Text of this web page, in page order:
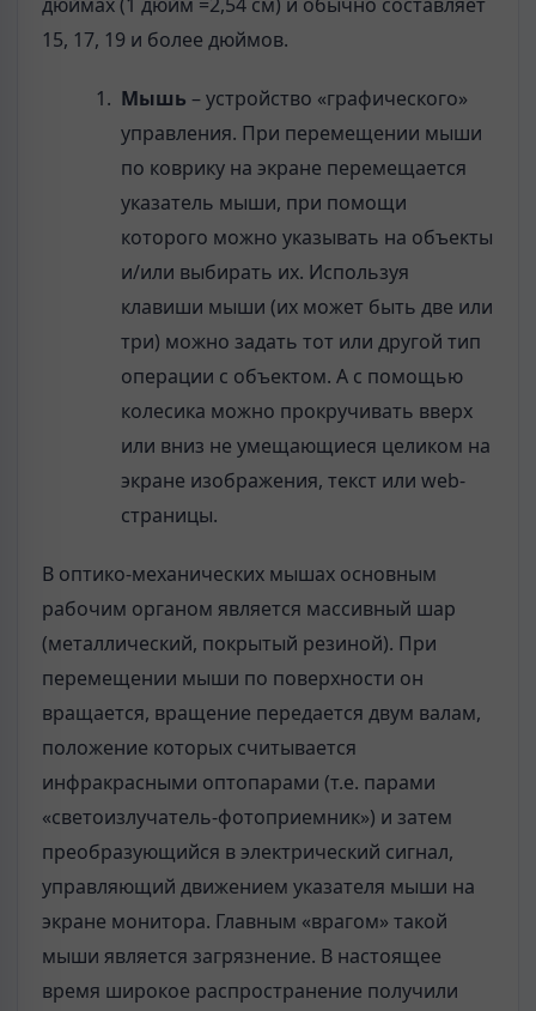
дюймах (1 дюйм =2,54 см) и обычно составляет
15, 17, 19 и более дюймов.
Мышь – устройство «графического»
управления. При перемещении мыши
по коврику на экране перемещается
указатель мыши, при помощи
которого можно указывать на объекты
и/или выбирать их. Используя
клавиши мыши (их может быть две или
три) можно задать тот или другой тип
операции с объектом. А с помощью
колесика можно прокручивать вверх
или вниз не умещающиеся целиком на
экране изображения, текст или web-
страницы.
В оптико-механических мышах основным
рабочим органом является массивный шар
(металлический, покрытый резиной). При
перемещении мыши по поверхности он
вращается, вращение передается двум валам,
положение которых считывается
инфракрасными оптопарами (т.е. парами
«светоизлучатель-фотоприемник») и затем
преобразующийся в электрический сигнал,
управляющий движением указателя мыши на
экране монитора. Главным «врагом» такой
мыши является загрязнение. В настоящее
время широкое распространение получили